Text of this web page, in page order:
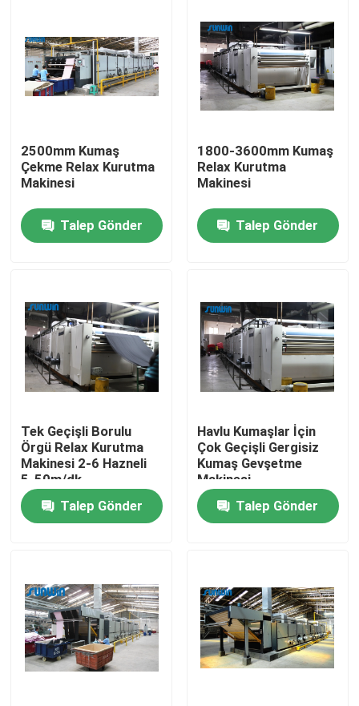
Ana sayfa
Kişiler
Ürünler
Tekstil Ram Makinesi
Sıcak Hava Ram Makinesi
Tekstil Kurutma Makinesi
Kumaş Isı Ayar Makinası
2500mm Kumaş
Çekme Relax Kurutma
Makinesi
Talep Gönder
1800-3600mm Kumaş
Relax Kurutma
Makinesi
Talep Gönder
Tek Geçişli Borulu
Örgü Relax Kurutma
Makinesi 2-6 Hazneli
5-50m/dk
Talep Gönder
Havlu Kumaşlar İçin
Çok Geçişli Gergisiz
Kumaş Gevşetme
Makinesi
Talep Gönder